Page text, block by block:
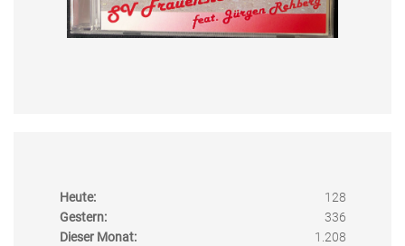
Heute:
128
Gestern:
336
Dieser Monat:
1.208